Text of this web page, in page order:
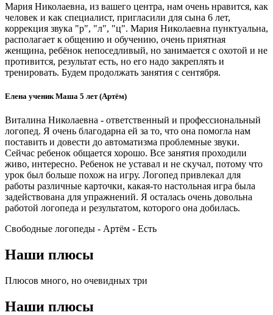
Мария Николаевна, из вашего центра, нам очень нравится, как
человек и как специалист, пригласили для сына 6 лет,
коррекция звука "р", "л", "ц". Мария Николаевна пунктуальна,
располагает к общению и обучению, очень приятная
женщина, ребёнок непоседливый, но занимается с охотой и не
противится, результат есть, но его надо закреплять и
тренировать. Будем продолжать занятия с сентября.
Елена ученик Маша 5 лет (Артём)
Виталина Николаевна - ответственный и профессиональный
логопед. Я очень благодарна ей за то, что она помогла нам
поставить и довести до автоматизма проблемные звуки.
Сейчас ребенок общается хорошо. Все занятия проходили
живо, интересно. Ребенок не уставал и не скучал, потому что
урок был больше похож на игру. Логопед привлекал для
работы различные карточки, какая-то настольная игра была
задействована для упражнений. Я осталась очень довольна
работой логопеда и результатом, которого она добилась.
Свободные логопеды - Артём - Есть
Наши плюсы
Плюсов много, но очевидных три
Наши плюсы